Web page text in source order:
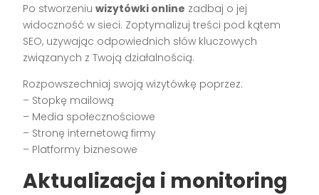
Po stworzeniuwizytówki online zadbaj o jej
widoczność w sieci. Zoptymalizuj treści pod kątem
SEO, używając odpowiednich słów kluczowych
związanych z Twoją działalnością.
Rozpowszechniaj swoją wizytówkę poprzez:
– Stopkę mailową
– Media społecznościowe
– Stronę internetową firmy
– Platformy biznesowe
Aktualizacja i monitoring